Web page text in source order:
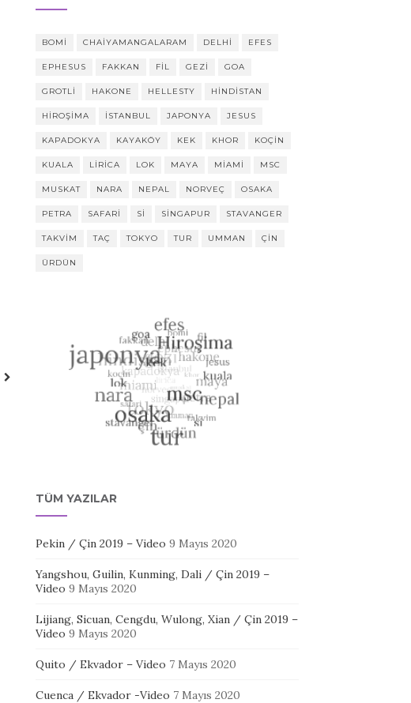
BOMI CHAIYAMANGALARAM DELHI EFES
EPHESUS FAKKAN FIL GEZI GOA
GROTLI HAKONE HELLESTY HINDISTAN
HIROŞIMA ISTANBUL JAPONYA JESUS
KAPADOKYA KAYAKÖY KEK KHOR KOÇIN
KUALA LIRICA LOK MAYA MIAMI MSC
MUSKAT NARA NEPAL NORVEÇ OSAKA
PETRA SAFARI SI SINGAPUR STAVANGER
TAKVIM TAÇ TOKYO TUR UMMAN ÇIN
ÜRDÜN
TÜM YAZILAR
Pekin / Çin 2019 – Video 9 Mayıs 2020
Yangshou, Guilin, Kunming, Dali / Çin 2019 –
Video 9 Mayıs 2020
Lijiang, Sicuan, Cengdu, Wulong, Xian / Çin 2019 –
Video 9 Mayıs 2020
Quito / Ekvador – Video 7 Mayıs 2020
Cuenca / Ekvador -Video 7 Mayıs 2020